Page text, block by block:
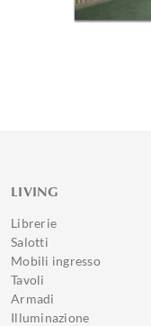
LIVING
Librerie
Salotti
Mobili ingresso
Tavoli
Armadi
Illuminazione